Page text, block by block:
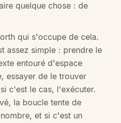
quelque chose : de
qui s'occupe de cela.
assez simple : prendre le
entouré d'espace
essayer de le trouver
c'est le cas, l'exécuter.
la boucle tente de
et si c'est un